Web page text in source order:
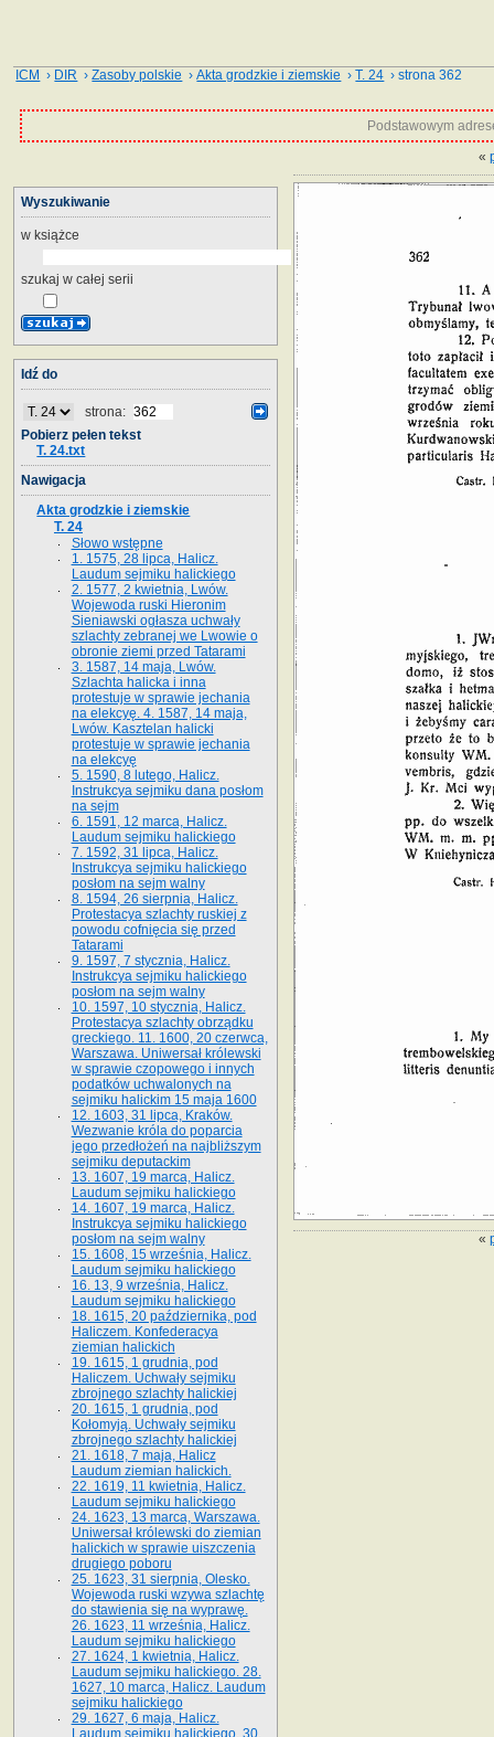
ICM › DIR ›Zasoby polskie ›Akta grodzkie i ziemskie ›T. 24 › strona 362
Podstawowym
«
«
Wyszukiwanie
w książce
szukaj w całej serii
Idź do
strona:
Pobierz pełen tekst
T. 24.txt
Nawigacja
Akta grodzkie i ziemskie
T. 24
Słowo wstępne
1. 1575, 28 lipca, Halicz.
Laudum sejmiku halickiego
2. 1577, 2 kwietnia, Lwów.
Wojewoda ruski Hieronim
Sieniawski ogłasza uchwały
szlachty zebranej we Lwowie o
obronie ziemi przed Tatarami
3. 1587, 14 maja, Lwów.
Szlachta halicka i inna
protestuje w sprawie jechania
na elekcyę. 4. 1587, 14 maja,
Lwów. Kasztelan halicki
protestuje w sprawie jechania
na elekcyę
5. 1590, 8 lutego, Halicz.
Instrukcya sejmiku dana posłom
na sejm
6. 1591, 12 marca, Halicz.
Laudum sejmiku halickiego
7. 1592, 31 lipca, Halicz.
Instrukcya sejmiku halickiego
posłom na sejm walny
8. 1594, 26 sierpnia, Halicz.
Protestacya szlachty ruskiej z
powodu cofnięcia się przed
Tatarami
9. 1597, 7 stycznia, Halicz.
Instrukcya sejmiku halickiego
posłom na sejm walny
10. 1597, 10 stycznia, Halicz.
Protestacya szlachty obrządku
greckiego. 11. 1600, 20 czerwca,
Warszawa. Uniwersał królewski
w sprawie czopowego i innych
podatków uchwalonych na
sejmiku halickim 15 maja 1600
12. 1603, 31 lipca, Kraków.
Wezwanie króla do poparcia
jego przedłożeń na najbliższym
sejmiku deputackim
13. 1607, 19 marca, Halicz.
Laudum sejmiku halickiego
14. 1607, 19 marca, Halicz.
Instrukcya sejmiku halickiego
posłom na sejm walny
15. 1608, 15 września, Halicz.
Laudum sejmiku halickiego
16. 13, 9 września, Halicz.
Laudum sejmiku halickiego
18. 1615, 20 października, pod
Haliczem. Konfederacya
ziemian halickich
19. 1615, 1 grudnia, pod
Haliczem. Uchwały sejmiku
zbrojnego szlachty halickiej
20. 1615, 1 grudnia, pod
Kołomyją. Uchwały sejmiku
zbrojnego szlachty halickiej
21. 1618, 7 maja, Halicz
Laudum ziemian halickich.
22. 1619, 11 kwietnia, Halicz.
Laudum sejmiku halickiego
24. 1623, 13 marca, Warszawa.
Uniwersał królewski do ziemian
halickich w sprawie uiszczenia
drugiego poboru
25. 1623, 31 sierpnia, Olesko.
Wojewoda ruski wzywa szlachtę
do stawienia się na wyprawę.
26. 1623, 11 września, Halicz.
Laudum sejmiku halickiego
27. 1624, 1 kwietnia, Halicz.
Laudum sejmiku halickiego. 28.
1627, 10 marca, Halicz. Laudum
sejmiku halickiego
29. 1627, 6 maja, Halicz.
Laudum sejmiku halickiego. 30.